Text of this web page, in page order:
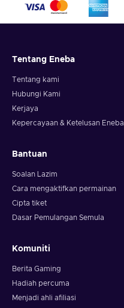
Tentang Eneba
Tentang kami
Hubungi Kami
Kerjaya
Kepercayaan & Ketelusan Eneba
Bantuan
Soalan Lazim
Cara mengaktifkan permainan
Cipta tiket
Dasar Pemulangan Semula
Komuniti
Berita Gaming
Hadiah percuma
Menjadi ahli afiliasi